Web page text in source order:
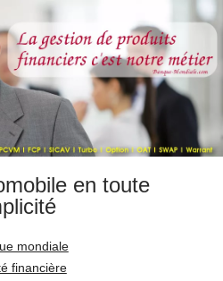
en toute
mondiale
financière